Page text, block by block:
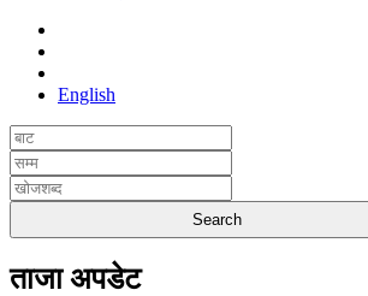
English
ताजा अपडेट